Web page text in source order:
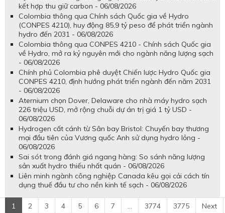
kết hợp thu giữ carbon - 06/08/2026
Colombia thông qua Chính sách Quốc gia về Hydro
(CONPES 4210), huy động 85,9 tỷ peso để phát triển ngành
hydro đến 2031 - 06/08/2026
Colombia thông qua CONPES 4210 - Chính sách Quốc gia
về Hydro, mở ra kỷ nguyên mới cho ngành năng lượng sạch
- 06/08/2026
Chính phủ Colombia phê duyệt Chiến lược Hydro Quốc gia
CONPES 4210, định hướng phát triển ngành đến năm 2031
- 06/08/2026
Aternium chọn Dover, Delaware cho nhà máy hydro sạch
226 triệu USD, mở rộng chuỗi dự án trị giá 1 tỷ USD -
06/08/2026
Hydrogen cất cánh từ Sân bay Bristol: Chuyến bay thương
mại đầu tiên của Vương quốc Anh sử dụng hydro lỏng -
06/08/2026
Sai sót trong đánh giá ngang hàng: So sánh năng lượng
sản xuất hydro thiếu nhất quán - 06/08/2026
Liên minh ngành công nghiệp Canada kêu gọi cải cách tín
dụng thuế đầu tư cho nền kinh tế sạch - 06/08/2026
1 2 3 4 5 6 7 ... 3774 3775 Next